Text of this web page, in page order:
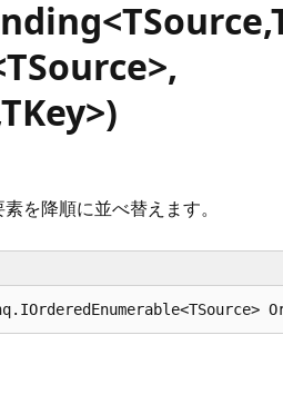
を降順に並べ替えます。